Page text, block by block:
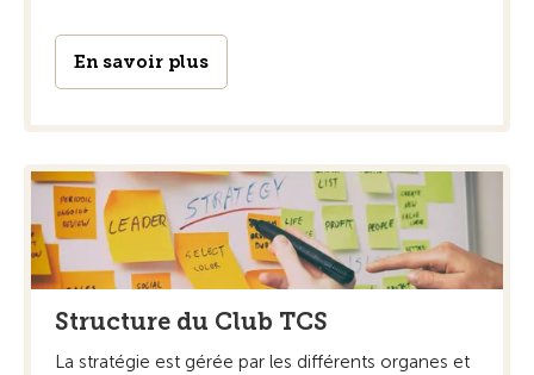
En savoir plus
Structure du Club TCS
La stratégie est gérée par les différents organes et